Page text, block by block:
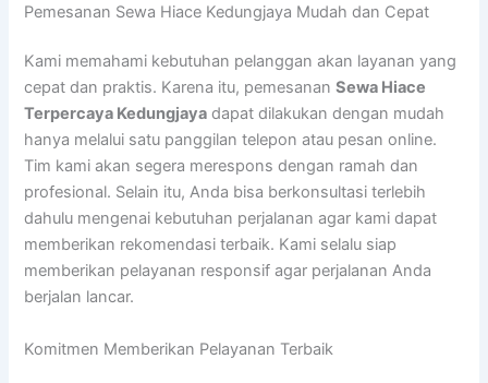
Pemesanan Sewa Hiace Kedungjaya Mudah dan Cepat
Kami memahami kebutuhan pelanggan akan layanan yang
cepat dan praktis. Karena itu, pemesananSewa Hiace
Terpercaya Kedungjaya dapat dilakukan dengan mudah
hanya melalui satu panggilan telepon atau pesan online.
Tim kami akan segera merespons dengan ramah dan
profesional. Selain itu, Anda bisa berkonsultasi terlebih
dahulu mengenai kebutuhan perjalanan agar kami dapat
memberikan rekomendasi terbaik. Kami selalu siap
memberikan pelayanan responsif agar perjalanan Anda
berjalan lancar.
Komitmen Memberikan Pelayanan Terbaik